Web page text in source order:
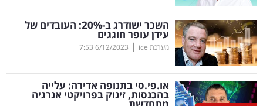
טלוויזיה
עסקי
ספורט
קריירה
השכר ישודרג ב-20% : העובדים של
עידן עופר חוגגים
מערכת ice |
6/12/2023
7:53
או.פי.סי בתנופה אדירה: עלייה
בהכנסות, זינוק בפרויקטי אנרגיה